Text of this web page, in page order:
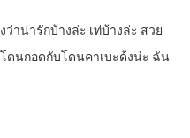
าน่ารักบ้าง​ล่ะ​ เท่บ้างล่ะ​ สวย
ดนกอดกับโดนคาเบะด้งน่ะ​ ฉัน